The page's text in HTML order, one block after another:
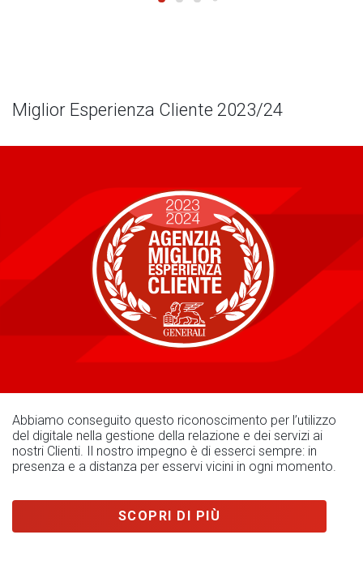
Miglior Esperienza Cliente 2023/24
Abbiamo conseguito questo riconoscimento per l’utilizzo
del digitale nella gestione della relazione e dei servizi ai
nostri Clienti. Il nostro impegno è di esserci sempre: in
presenza e a distanza per esservi vicini in ogni momento.
SCOPRI DI PIÙ